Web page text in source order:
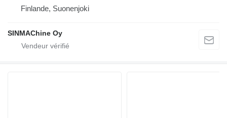
Finlande, Suonenjoki
SINMAChine Oy